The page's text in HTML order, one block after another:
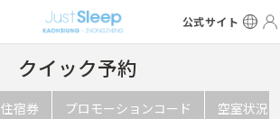
公式サイト
クイック予約
住宿券 プロモーションコード 空室状況